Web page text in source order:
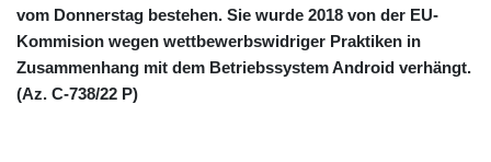
vom Donnerstag bestehen. Sie wurde 2018 von der EU-
Kommision wegen wettbewerbswidriger Praktiken in
Zusammenhang mit dem Betriebssystem Android verhängt.
(Az. C-738/22 P)